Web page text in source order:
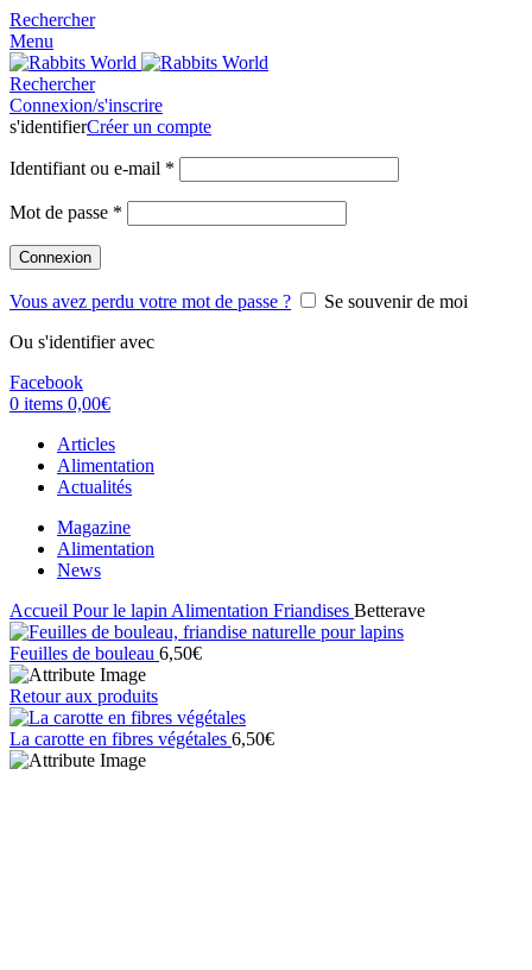
Rechercher
Menu
Rechercher
Connexion/s'inscrire
s'identifierCréer un compte
Identifiant ou e-mail *
Mot de passe *
Connexion
Vous avez perdu votre mot de passe ?
Se souvenir de moi
Ou s'identifier avec
Facebook
0 items 0,00€
Articles
Alimentation
Actualités
Magazine
Alimentation
News
Accueil Pour le lapin Alimentation Friandises Betterave
Feuilles de bouleau 6,50€
Retour aux produits
La carotte en fibres végétales 6,50€